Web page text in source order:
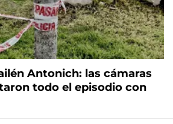
Antonich: las cámaras
todo el episodio con